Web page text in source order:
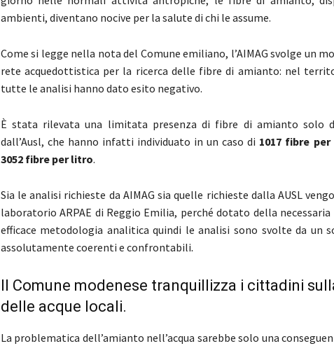
ambienti, diventano nocive per la salute di chi le assume.
Come si legge nella nota del Comune emiliano, l’AIMAG svolge un
rete acquedottistica per la ricerca delle fibre di amianto: nel
tutte le analisi hanno dato esito negativo.
È stata rilevata una limitata presenza di fibre di amianto solo
dall’Ausl, che hanno infatti individuato in un caso di 1017 fibre
3052 fibre per litro.
Sia le analisi richieste da AIMAG sia quelle richieste dalla AUSL
laboratorio ARPAE di Reggio Emilia, perché dotato della
efficace metodologia analitica quindi le analisi sono svolte da un
assolutamente coerenti e confrontabili.
Il Comune modenese tranquillizza i cittadini
delle acque locali.
La problematica dell’amianto nell’acqua sarebbe solo una